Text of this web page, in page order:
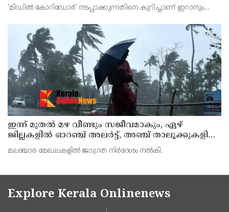
'മിഡില്‍ കോറിഡോര്‍' നടപ്പാക്കുന്നതിനെ കുറിച്ചാണ് ഇറാനും
ഇന്ന് മുതല്‍ മഴ വീണ്ടും സജീവമാകും, ഏഴ്
ജില്ലകളില്‍ ഓറഞ്ച് അലര്‍ട്ട്, അഞ്ച് താലൂക്കുകളില്‍
മലയോര മേഖലകളില്‍ ജാഗ്രത നിര്‍ദേശം നല്‍കി.
Explore Kerala Onlinenews